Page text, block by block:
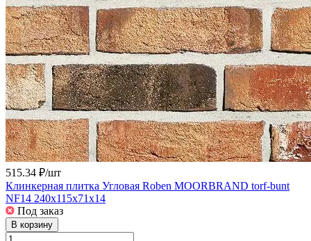
515.34 ₽/шт
Клинкерная плитка Угловая Roben MOORBRAND torf-bunt
NF14 240x115x71x14
Под заказ
В корзину